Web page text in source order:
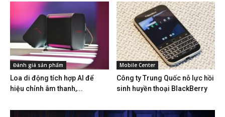
Đánh giá sản phẩm
Loa di động tích hợp AI để
hiệu chỉnh âm thanh,...
Mobile Center
Công ty Trung Quốc nỗ lực hồi
sinh huyền thoại BlackBerry